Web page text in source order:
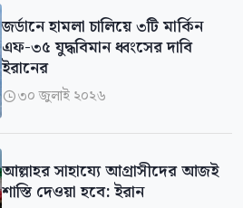
জর্ডানে হামলা চালিয়ে ৩টি মার্কিন
এফ-৩৫ যুদ্ধবিমান ধ্বংসের দাবি
ইরানের
৩০ জুলাই ২০২৬
আল্লাহর সাহায্যে আগ্রাসীদের আজই
শাস্তি দেওয়া হবে: ইরান